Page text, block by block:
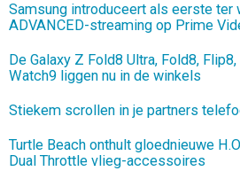
Samsung introduceert als eerste ter
ADVANCED-streaming op Prime
De Galaxy Z Fold8 Ultra, Fold8,
Watch9 liggen nu in de winkels
Stiekem scrollen in je partners
Turtle Beach onthult gloednieuwe
Dual Throttle vlieg-accessoires